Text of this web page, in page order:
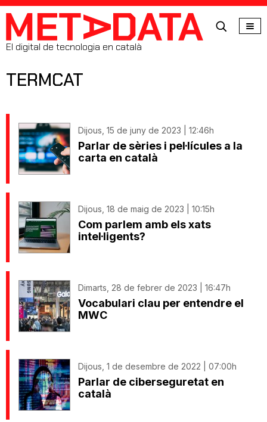
MetaData
El digital de tecnologia en català
TERMCAT
Dijous, 15 de juny de 2023 | 12:46h
Parlar de sèries i pel·lícules a la
carta en català
Dijous, 18 de maig de 2023 | 10:15h
Com parlem amb els xats
intel·ligents?
Dimarts, 28 de febrer de 2023 | 16:47h
Vocabulari clau per entendre el
MWC
Dijous, 1 de desembre de 2022 | 07:00h
Parlar de ciberseguretat en
català